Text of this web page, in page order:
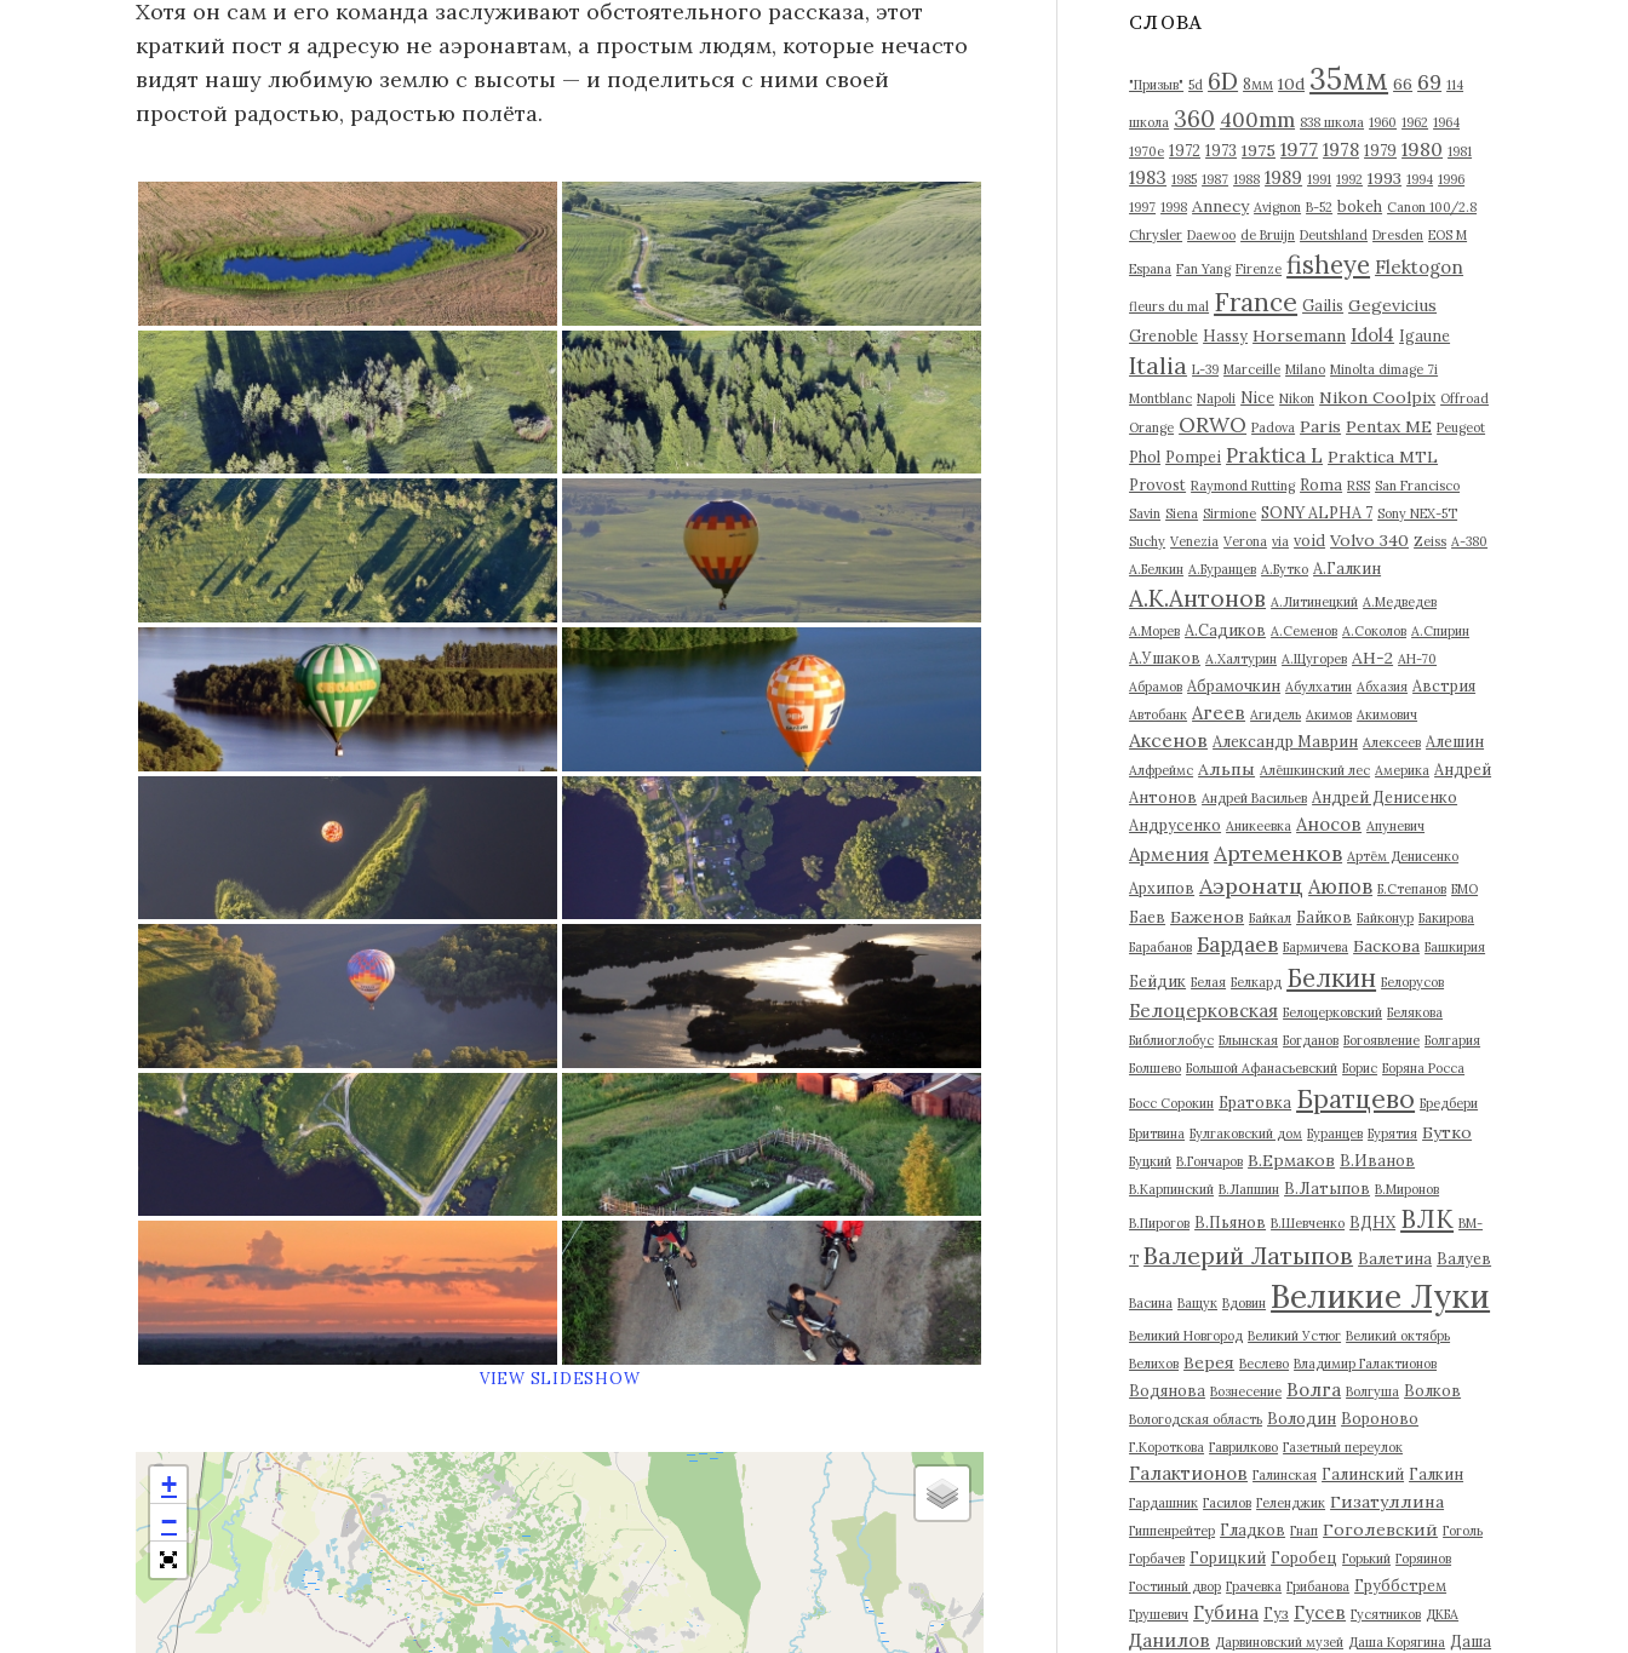
Хотя он сам и его команда заслуживают обстоятельного рассказа, этот
краткий пост я адресую не аэронавтам, а простым людям, которые нечасто
видят нашу любимую землю с высоты — и поделиться с ними своей
простой радостью, радостью полёта.
VIEW SLIDESHOW
+
−
в
СЛОВА
"Призыв" 5d 6D 8мм 10d 35мм 66 69 114
школа 360 400mm 838 школа 1960 1962 1964
1970е 1972 1973 1975 1977 1978 1979 1980 1981
1983 1985 1987 1988 1989 1991 1992 1993 1994 1996
1997 1998 Annecy Avignon B-52 bokeh Canon 100/2.8
Chrysler Daewoo de Bruijn Deutshland Dresden EOS M
Espana Fan Yang Firenze fisheye Flektogon
fleurs du mal France Gailis Gegevicius
Grenoble Hassy Horsemann Idol4 Igaune
Italia L-39 Marceille Milano Minolta dimage 7i
Montblanc Napoli Nice Nikon Nikon Coolpix Offroad
Orange ORWO Padova Paris Pentax ME Peugeot
Phol Pompei Praktica L Praktica MTL
Provost Raymond Rutting Roma RSS San Francisco
Savin Siena Sirmione SONY ALPHA 7 Sony NEX-5T
Suchy Venezia Verona via void Volvo 340 Zeiss А-380
А.Белкин А.Буранцев А.Бутко А.Галкин
А.К.Антонов А.Литинецкий А.Медведев
А.Морев А.Садиков А.Семенов А.Соколов А.Спирин
А.Ушаков А.Халтурин А.Щугорев АН-2 АН-70
Абрамов Абрамочкин Абулхатин Абхазия Австрия
Автобанк Агеев Агидель Акимов Акимович
Аксенов Александр Маврин Алексеев Алешин
Алфреймс Альпы Алёшкинский лес Америка Андрей
Антонов Андрей Васильев Андрей Денисенко
Андрусенко Аникеевка Аносов Апуневич
Армения Артеменков Артём Денисенко
Архипов Аэронатц Аюпов Б.Степанов БМО
Баев Баженов Байкал Байков Байконур Бакирова
Барабанов Бардаев Бармичева Баскова Башкирия
Бейдик Белая Белкард Белкин Белорусов
Белоцерковская Белоцерковский Белякова
Библиоглобус Блынская Богданов Богоявление Болгария
Болшево Большой Афанасьевский Борис Боряна Росса
Босс Сорокин Братовка Братцево Бредбери
Бритвина Булгаковский дом Буранцев Бурятия Бутко
Буцкий В.Гончаров В.Ермаков В.Иванов
В.Карпинский В.Лапшин В.Латыпов В.Миронов
В.Пирогов В.Пьянов В.Шевченко ВДНХ ВЛК ВМ-
Т Валерий Латыпов Валетина Валуев
Васина Ващук Вдовин Великие Луки
Великий Новгород Великий Устюг Великий октябрь
Велихов Верея Веслево Владимир Галактионов
Водянова Вознесение Волга Волгуша Волков
Вологодская область Володин Вороново
Г.Короткова Гаврилково Газетный переулок
Галактионов Галинская Галинский Галкин
Гардашник Гасилов Геленджик Гизатуллина
Гиппенрейтер Гладков Гнап Гоголевский Гоголь
Горбачев Горицкий Горобец Горький Горяинов
Гостиный двор Грачевка Грибанова Груббстрем
Грушевич Губина Гуз Гусев Гусятников ДКБА
Данилов Дарвиновский музей Даша Корягина Даша